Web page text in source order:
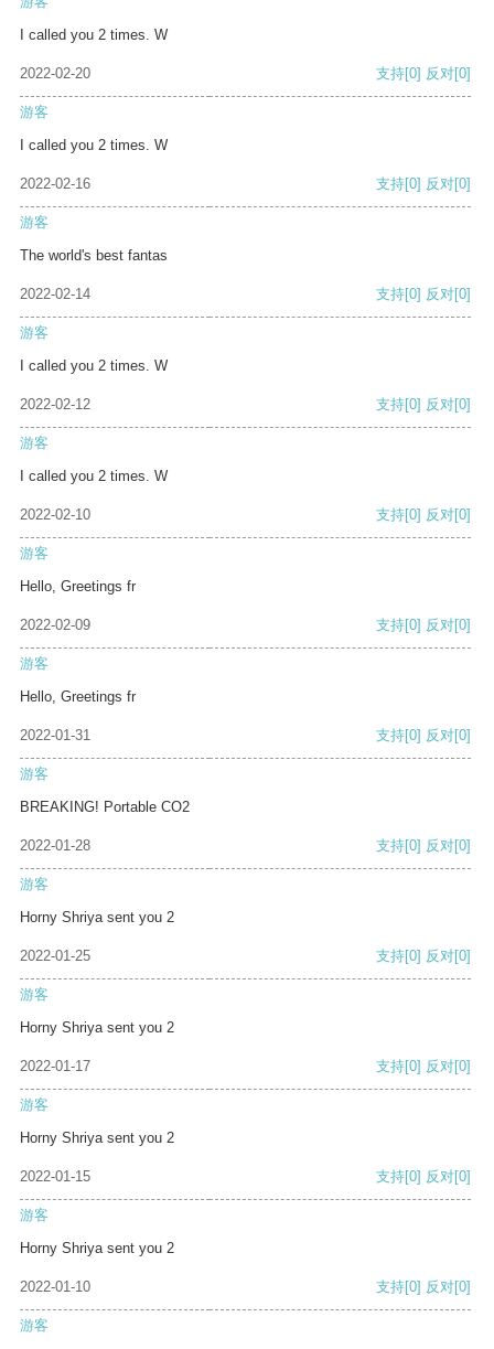
I called you 2 times. W
2022-02-20 支持[0] 反对[0]
游客
I called you 2 times. W
2022-02-16 支持[0] 反对[0]
游客
The world's best fantas
2022-02-14 支持[0] 反对[0]
游客
I called you 2 times. W
2022-02-12 支持[0] 反对[0]
游客
I called you 2 times. W
2022-02-10 支持[0] 反对[0]
游客
Hello, Greetings fr
2022-02-09 支持[0] 反对[0]
游客
Hello, Greetings fr
2022-01-31 支持[0] 反对[0]
游客
BREAKING! Portable CO2
2022-01-28 支持[0] 反对[0]
游客
Horny Shriya sent you 2
2022-01-25 支持[0] 反对[0]
游客
Horny Shriya sent you 2
2022-01-17 支持[0] 反对[0]
游客
Horny Shriya sent you 2
2022-01-15 支持[0] 反对[0]
游客
Horny Shriya sent you 2
2022-01-10 支持[0] 反对[0]
游客